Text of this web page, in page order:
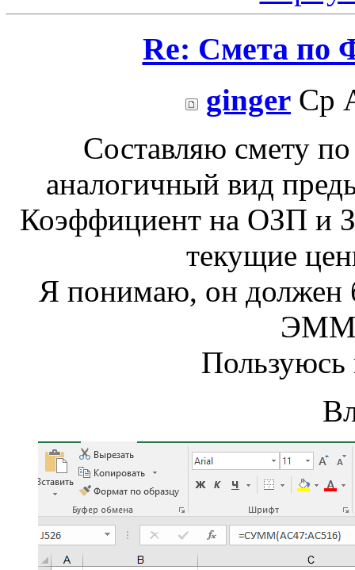
Re: Смета по
ginger Ср
Составляю смету
аналогичный вид
Коэффициент на ОЗП и
текущие
Я понимаю, он должен
ЭММ
Пользуюсь